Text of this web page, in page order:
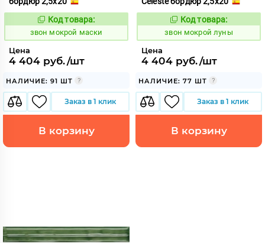
460422
Код товара:
звон мокрой маски
Цена
4 404 руб./шт
НАЛИЧИЕ: 91 ШТ
Заказ в 1 клик
В корзину
460420
Код товара:
звон мокрой луны
Цена
4 404 руб./шт
НАЛИЧИЕ: 77 ШТ
Заказ в 1 клик
В корзину